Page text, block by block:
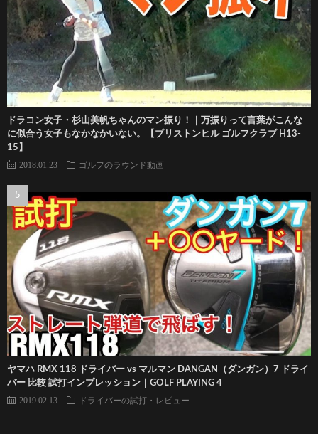
ドラコン女子・杉山美帆ちゃんのマン振り！｜万振りって言葉がこんな
に似合う女子もなかなかいない。【ブリストンヒル ゴルフクラブ H13-
15】
2018.01.23 ゴルフのラウンド動画
ヤマハ RMX 118 ドライバー vs マルマン DANGAN（ダンガン）7 ドライ
バー 比較 試打インプレッション｜GOLF PLAYING 4
2019.02.13 ドライバーの試打・レビュー